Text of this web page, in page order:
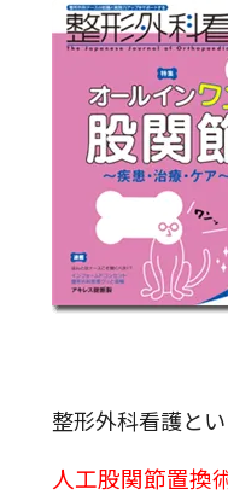
整形外科看護と
人工股関節置換